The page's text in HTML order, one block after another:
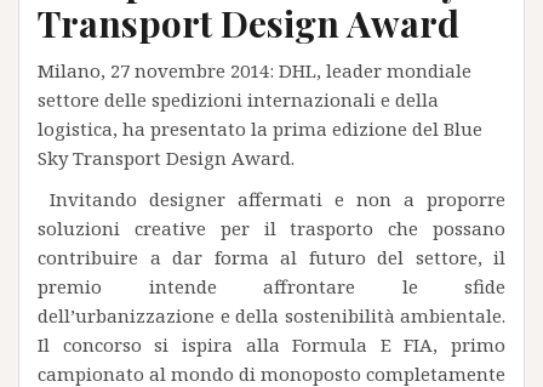
Transport Design Award
Milano, 27 novembre 2014: DHL, leader mondiale
settore delle spedizioni internazionali e della
logistica, ha presentato la prima edizione del Blue
Sky Transport Design Award.
Invitando designer affermati e non a proporre
soluzioni creative per il trasporto che possano
contribuire a dar forma al futuro del settore, il
premio intende affrontare le sfide
dell’urbanizzazione e della sostenibilità ambientale.
Il concorso si ispira alla Formula E FIA, primo
campionato al mondo di monoposto completamente